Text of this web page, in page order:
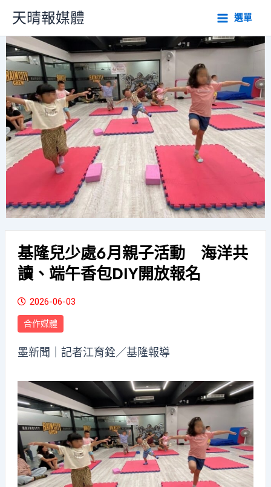
主
要
內
容
天晴報媒體 選單
基隆兒少處6月親子活動 海洋共
讀、端午香包DIY開放報名
2026-06-03
合作媒體
墨新聞 ｜記者江育銓／基隆報導